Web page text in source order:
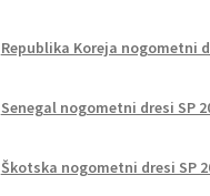
Republika Koreja nogometni
Senegal nogometni dresi SP
Škotska nogometni dresi SP